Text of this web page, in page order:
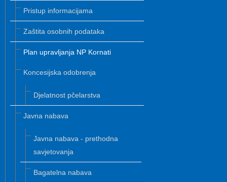
Pristup informacijama
Zaštita osobnih podataka
Plan upravljanja NP Kornati
Koncesijska odobrenja
Djelatnost pčelarstva
Javna nabava
Javna nabava - prethodna
savjetovanja
Bagatelna nabava